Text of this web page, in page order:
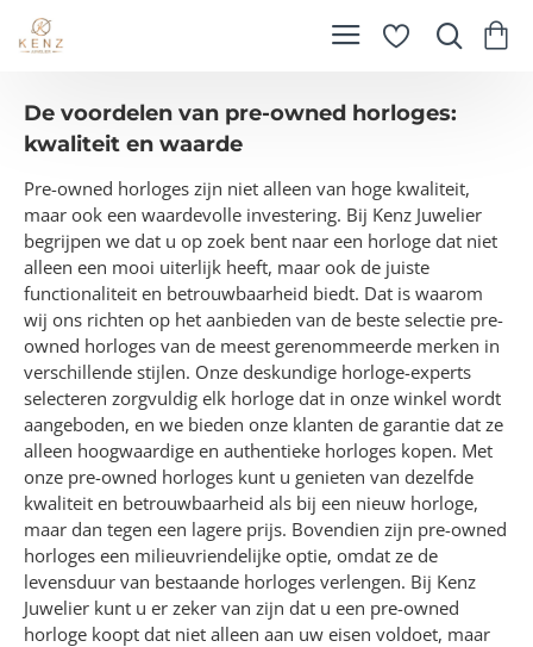
De voordelen van pre-owned horloges:
kwaliteit en waarde
Pre-owned horloges zijn niet alleen van hoge kwaliteit,
maar ook een waardevolle investering. Bij Kenz Juwelier
begrijpen we dat u op zoek bent naar een horloge dat niet
alleen een mooi uiterlijk heeft, maar ook de juiste
functionaliteit en betrouwbaarheid biedt. Dat is waarom
wij ons richten op het aanbieden van de beste selectie pre-
owned horloges van de meest gerenommeerde merken in
verschillende stijlen. Onze deskundige horloge-experts
selecteren zorgvuldig elk horloge dat in onze winkel wordt
aangeboden, en we bieden onze klanten de garantie dat ze
alleen hoogwaardige en authentieke horloges kopen. Met
onze pre-owned horloges kunt u genieten van dezelfde
kwaliteit en betrouwbaarheid als bij een nieuw horloge,
maar dan tegen een lagere prijs. Bovendien zijn pre-owned
horloges een milieuvriendelijke optie, omdat ze de
levensduur van bestaande horloges verlengen. Bij Kenz
Juwelier kunt u er zeker van zijn dat u een pre-owned
horloge koopt dat niet alleen aan uw eisen voldoet, maar